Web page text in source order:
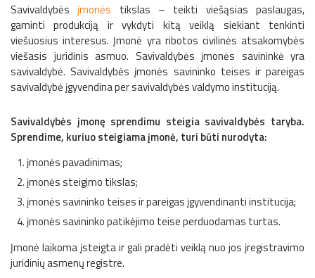
Savivaldybėsįmonės tikslas – teikti viešąsias paslaugas,
gaminti produkciją ir vykdyti kitą veiklą siekiant tenkinti
viešuosius interesus. Įmonė yra ribotos civilinės atsakomybės
viešasis juridinis asmuo. Savivaldybės įmonės savininkė yra
savivaldybė. Savivaldybės įmonės savininko teises ir pareigas
savivaldybė įgyvendina per savivaldybės valdymo instituciją.
Savivaldybės įmonę sprendimu steigia savivaldybės taryba.
Sprendime, kuriuo steigiama įmonė, turi būti nurodyta:
įmonės pavadinimas;
įmonės steigimo tikslas;
įmonės savininko teises ir pareigas įgyvendinanti institucija;
įmonės savininko patikėjimo teise perduodamas turtas.
Įmonė laikoma įsteigta ir gali pradėti veiklą nuo jos įregistravimo
juridinių asmenų registre.